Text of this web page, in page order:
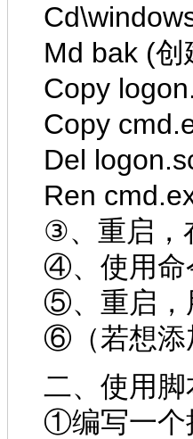
Md bak (创
Copy
Copy
Del
Ren
③、重启，
④、使用命
⑤、重启，
⑥（若想添
二、使用脚
①编写一个